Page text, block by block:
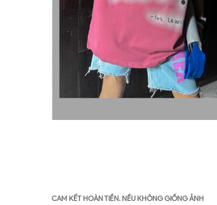
CAM KẾT HOÀN TIỀN. NẾU KHÔNG GIỐNG ẢNH